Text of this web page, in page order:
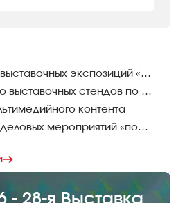
Организация выставочных экспозиций «под ключ»
Строительство выставочных стендов по всему миру
контента
Организация деловых мероприятий «под ключ»
- 28-я Выставка